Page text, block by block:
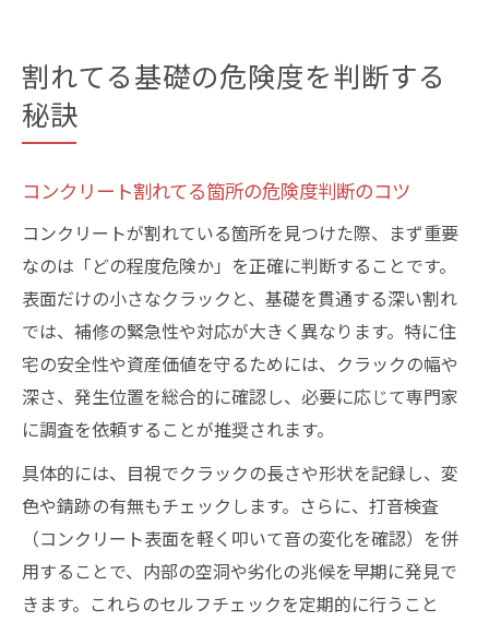
割れてる基礎の危険度を判断する
秘訣
コンクリート割れてる箇所の危険度判断のコツ
コンクリートが割れている箇所を見つけた際、まず重要
なのは「どの程度危険か」を正確に判断することです。
表面だけの小さなクラックと、基礎を貫通する深い割れ
では、補修の緊急性や対応が大きく異なります。特に住
宅の安全性や資産価値を守るためには、クラックの幅や
深さ、発生位置を総合的に確認し、必要に応じて専門家
に調査を依頼することが推奨されます。
具体的には、目視でクラックの長さや形状を記録し、変
色や錆跡の有無もチェックします。さらに、打音検査
（コンクリート表面を軽く叩いて音の変化を確認）を併
用することで、内部の空洞や劣化の兆候を早期に発見で
きます。これらのセルフチェックを定期的に行うこと